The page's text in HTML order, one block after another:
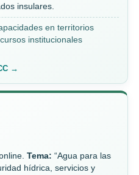
insulares.
en territorios
institucionales
→
Tema: “Agua para las
hídrica, servicios y